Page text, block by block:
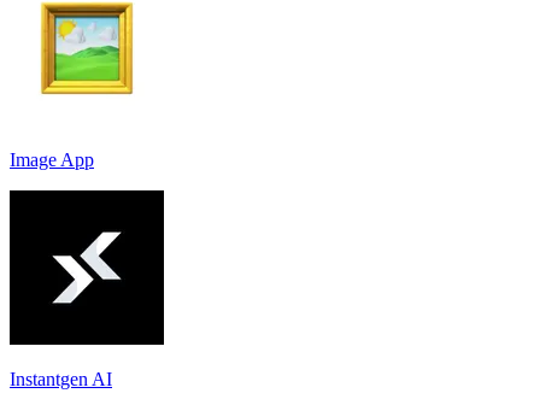
Image App
Instantgen AI